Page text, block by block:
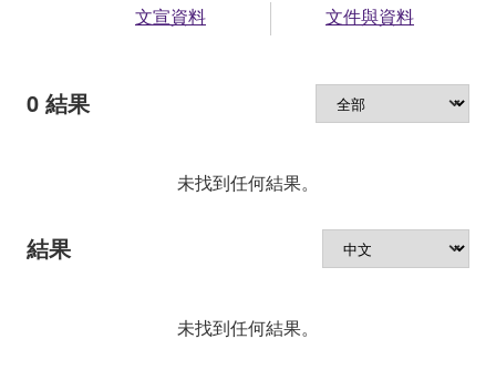
文宣資料 文件與資料
0 結果
未找到任何結果。
結果
未找到任何結果。